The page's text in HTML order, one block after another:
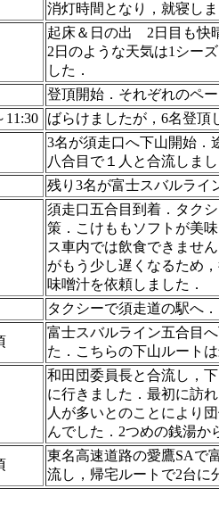
消灯時間となり，就寝しま
起床＆日の出 2日目も快
2日のような天気は1シー
した．
登頂開始．それぞれのペー
11:30
ばらけましたが，6名登頂
3名が須走口へ下山開始．
八合目で１人と合流しまし
残り3名が富士スバルライ
須走口五合目到着．タク
策．こけももソフトが美
ス車内では飲食できませ
がもう少し遅くなるため
味噌汁を依頼しました．
タクシーで須走道の駅へ．
富士スバルライン五合目
た．こちらの下山ルート
和田団委員長と合流し，
に行きました．最初に訪
人が多いとのことにより
んでした．2つめの銭湯か
東名高速道路の愛鷹SAで
流し，帰宅ルートで2台に